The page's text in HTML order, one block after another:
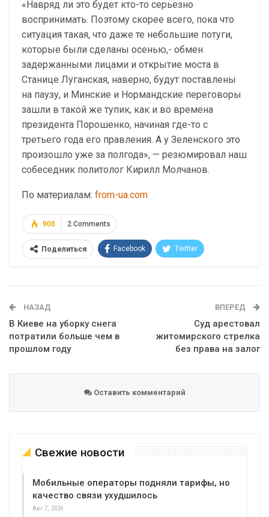
«Навряд ли это будет кто-то серьезно
воспринимать. Поэтому скорее всего, пока что
ситуация такая, что даже те небольшие потуги,
которые были сделаны осенью,- обмен
задержанными лицами и открытие моста в
Станице Луганская, наверно, будут поставлены
на паузу, и Минские и Нормандские переговоры
зашли в такой же тупик, как и во времена
президента Порошенко, начиная где-то с
третьего года его правления. А у Зеленского это
произошло уже за полгода», — резюмировал наш
собеседник политолог Кирилл Молчанов.
По материалам: from-ua.com
2 Comments
908
Поделиться Facebook Twitter
НАЗАД
В Киеве на уборку снега
потратили больше чем в
прошлом году
ВПЕРЕД
​Суд арестовал
житомирского стрелка
без права на залог
Оставить комментарий
Свежие новости
Мобильные операторы подняли тарифы, но
качество связи ухудшилось
Авг 7, 2026